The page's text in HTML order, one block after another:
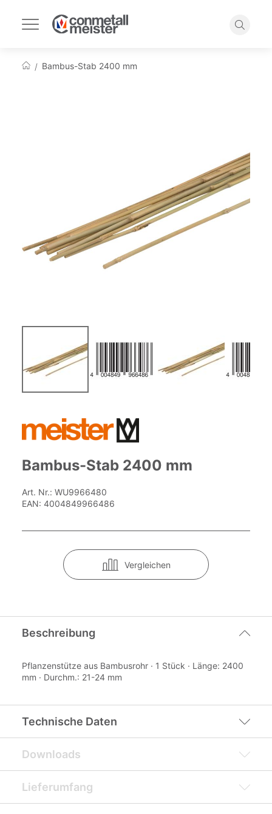
Navigation
umschalten
Suche
StartseiteBambus-Stab 2400 mm
der
Bildgalerie
Bambus-Stab 2400 mm
Art. Nr.: WU9966480
EAN: 4004849966486
Vergleichen
Beschreibung
Pflanzenstütze aus Bambusrohr · 1 Stück · Länge: 2400
mm · Durchm.: 21-24 mm
Technische Daten
Downloads
Lieferumfang